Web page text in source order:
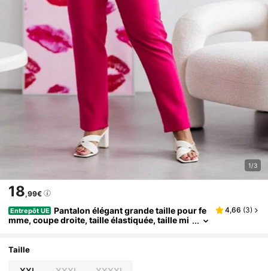
1/3
18,99€
Entrepôt UE Pantalon élégant grande taille pour fe
mme, coupe droite, taille élastiquée, taille mi
4,66 (3)
Taille